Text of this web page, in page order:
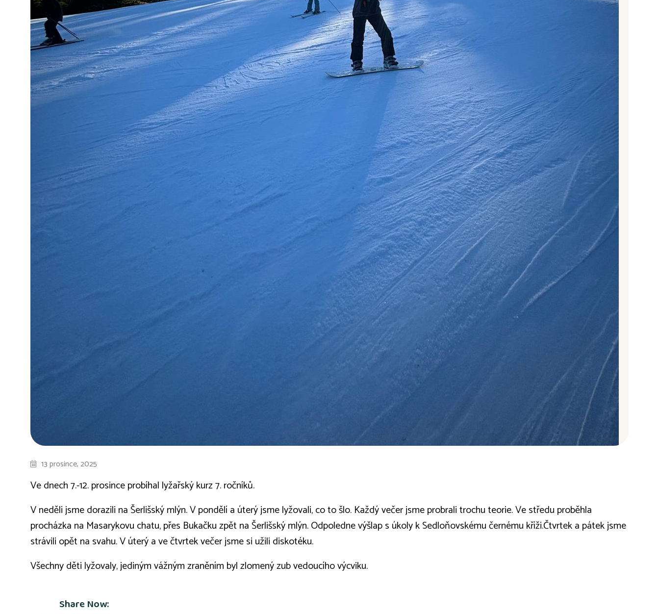
13 prosince, 2025
Ve dnech 7.-12. prosince probíhal lyžařský kurz 7. ročníků.
V neděli jsme dorazili na Šerlišský mlýn. V pondělí a úterý jsme lyžovali, co to šlo. Každý večer jsme probrali trochu teorie. Ve středu proběhla
procházka na Masarykovu chatu, přes Bukačku zpět na Šerlišský mlýn. Odpoledne výšlap s úkoly k Sedloňovskému černému kříži.Čtvrtek a pátek jsme
strávili opět na svahu. V úterý a ve čtvrtek večer jsme si užili diskotéku.
Všechny děti lyžovaly, jediným vážným zraněním byl zlomený zub vedoucího výcviku.
Share Now: